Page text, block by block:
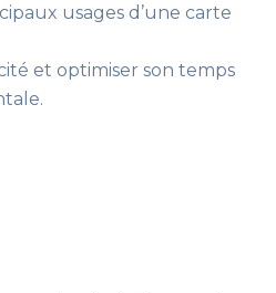
usages d’une carte
et optimiser son temps